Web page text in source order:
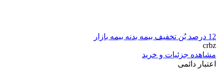
12 درصد بُن تخفیف بیمه بدنه بیمه بازار
crbz
مشاهده جزئیات و خرید
اعتبار دائمی